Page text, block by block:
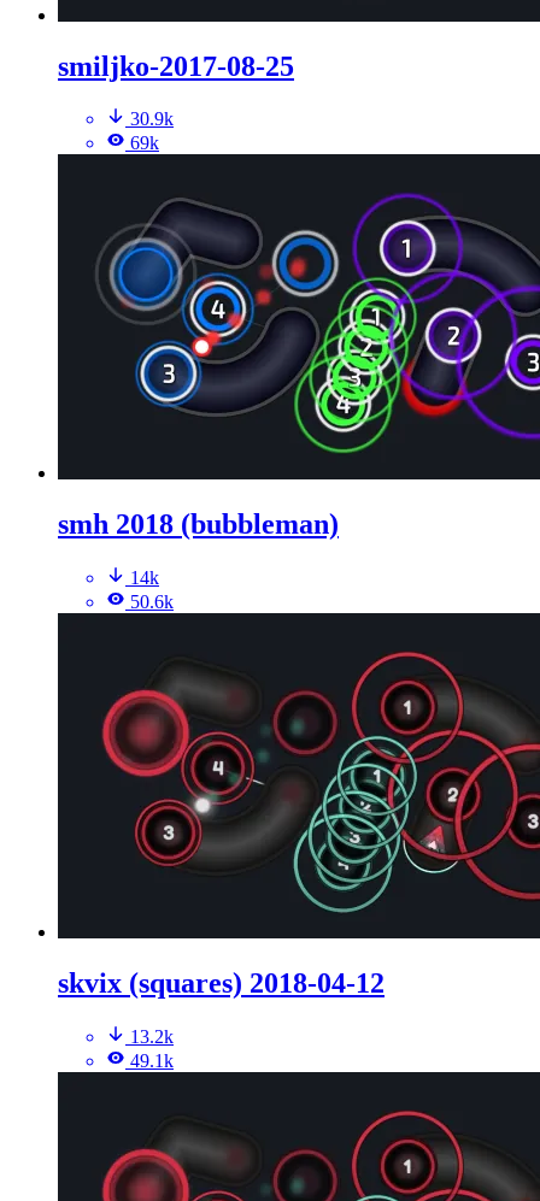
smiljko-2017-08-25
30.9k
69k
smh 2018 (bubbleman)
14k
50.6k
skvix (squares) 2018-04-12
13.2k
49.1k